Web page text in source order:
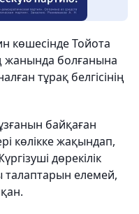
көшесінде Тойота
жанында болғанына
тұрақ белгісінің
байқаған
көлікке жақындап,
дөрекілік
талаптарын елемей,